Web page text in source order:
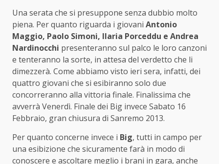
Una serata che si presuppone senza dubbio molto
piena. Per quanto riguarda i giovani Antonio
Maggio, Paolo Simoni, Ilaria Porceddu e Andrea
Nardinocchi presenteranno sul palco le loro canzoni
e tenteranno la sorte, in attesa del verdetto che li
dimezzerà. Come abbiamo visto ieri sera, infatti, dei
quattro giovani che si esibiranno solo due
concorreranno alla vittoria finale. Finalissima che
avverrà Venerdì. Finale dei Big invece Sabato 16
Febbraio, gran chiusura di Sanremo 2013.
Per quanto concerne invece i Big, tutti in campo per
una esibizione che sicuramente farà in modo di
conoscere e ascoltare meglio i brani in gara, anche